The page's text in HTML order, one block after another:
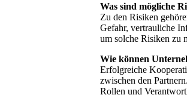
Was sind mögliche
Zu den Risiken
Gefahr, vertrauliche
um solche Risiken zu
Wie können
Erfolgreiche
zwischen den
Rollen und